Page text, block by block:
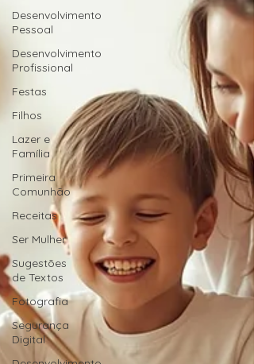
Desenvolvimento
Pessoal
Desenvolvimento
Profissional
Festas
Filhos
Lazer e
Família
Primeira
Comunhão
Receitas
Ser Mulher
Sugestões
de Textos
Fotografia
Segurança
Digital